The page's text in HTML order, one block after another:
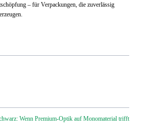
– für Verpackungen, die zuverlässig
Wenn Premium-Optik auf Monomaterial trifft